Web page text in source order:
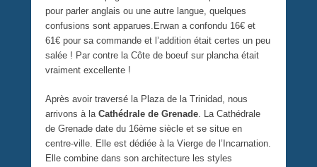
pour parler anglais ou une autre langue, quelques
confusions sont apparues.Erwan a confondu 16€ et
61€ pour sa commande et l’addition était certes un peu
salée ! Par contre la Côte de boeuf sur plancha était
vraiment excellente !
Après avoir traversé la Plaza de la Trinidad, nous
arrivons à la Cathédrale de Grenade. La Cathédrale
de Grenade date du 16ème siècle et se situe en
centre-ville. Elle est dédiée à la Vierge de l’Incarnation.
Elle combine dans son architecture les styles